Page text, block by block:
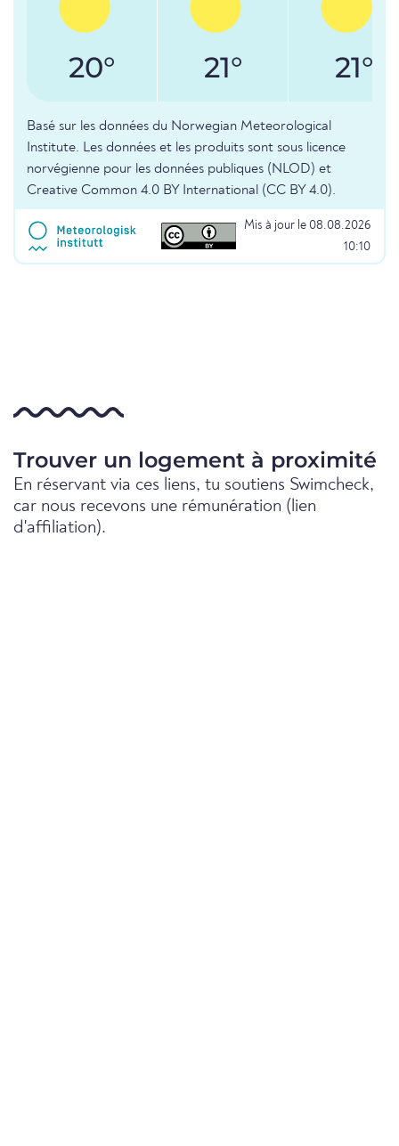
20° 21° 21°
Basé sur les données du Norwegian Meteorological
Institute. Les données et les produits sont sous licence
norvégienne pour les données publiques (NLOD) et
Creative Common 4.0 BY International (CC BY 4.0).
Mis à jour le 08.08.2026
10:10
Trouver un logement à proximité
En réservant via ces liens, tu soutiens Swimcheck,
car nous recevons une rémunération (lien
d'affiliation).